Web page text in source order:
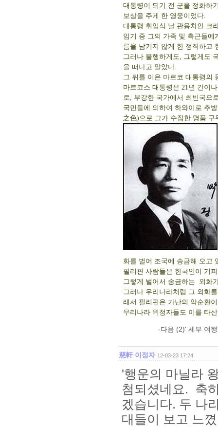
대통령이 되기 전 군을 정화하
보상을 주게 한 영웅이었다.
대통령 취임식 날 관용차인 크
임기 중 그의 가족 및 측근들
름을 남기지 않게 한 정직하고
그러나 불행하게도, 그렇게도
을 떠나고 말았다.
그 뒤를 이은 마르코 대통령의
마르코스 대통령은 21년 간이
로, 부강한 국가에서 최빈국으
국민들에 의하여 하와이로 추
之色)으로 그가 수집한 명품
화를 벌어 조국에 송금해 오고
필리핀 사람들은 한국인이 기
그렇게 벌어서 송금하는 외화
그러나 우리나라처럼 그 외화
래서 필리핀은 가난의 악순환
우리나라 위정자들도 이를 타
-다음 (2)' 세부 여
慈軒 이정자 12-03-23 17:24
'행운의 마닐라
첨되셨네요. 축
겠습니다. 두 나
대들이 보고 느